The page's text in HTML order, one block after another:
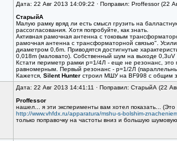
Дата: 22 Авг 2013 14:09:22 · Поправил: Proffessor (22
СтарыйА
Малую рамку вряд ли есть смысл грузить на
рассогласования. Хотя попробуйте, как знать.
Активная рамочная антенна с токовым
рамочная антенна с трансформаторной связью".
диаметром 0,6m. Приводятся достигнутые
0,018m (маловато). Собственный шум на выходе 0,3uV
Кстати периметр рамки p=1/4Л - еще не резонанс, это
равномерным. Первый резонанс - p=1/2Л
Кажется, Silent Hunter cтроил МШУ на BF998 с общим
Дата: 22 Авг 2013 14:41:11 · Поправил: СтарыйА (22
Proffessor
нашел... я эти эксперименты вам хотел показать...
http://www.vhfdx.ru/apparatura/mshu-s-bolshim-
только поправочку на частоты вниз и большую